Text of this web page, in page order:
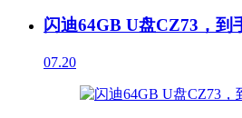
闪迪64GB U盘CZ73，到
07.20